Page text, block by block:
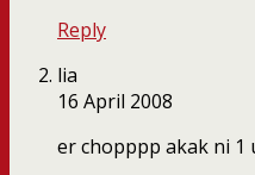
Reply
lia
16 April 2008
er chopppp akak ni 1